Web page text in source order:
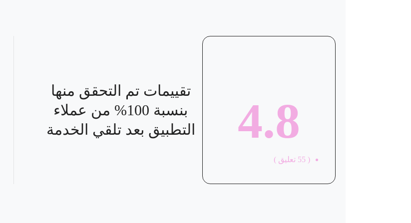
4.8
(
55 تعليق )
تقييمات تم التحقق منها
بنسبة 100% من عملاء
التطبيق بعد تلقي الخدمة